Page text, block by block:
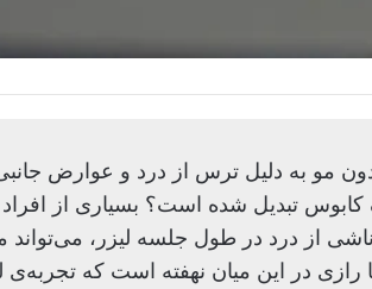
مو به دلیل ترس از درد و عوارض جانبی
تبدیل شده است؟ بسیاری از افراد
از درد در طول جلسه لیزر، می‌تواند
در این میان نهفته است که تجربه‌ی